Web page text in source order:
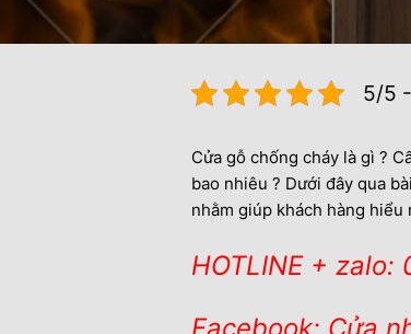
5/5
Cửa gỗ chống cháy là gì ?
bao nhiêu ? Dưới đây qua
nhằm giúp khách hàng hiểu
HOTLINE + zalo: